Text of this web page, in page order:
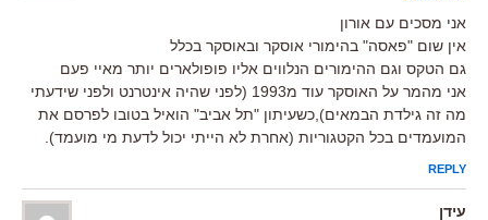
אני מסכים עם אורון
אין שום "פאסה" בהימורי אוסקר ובאוסקר בכלל
גם הטקס וגם ההימורים הנלווים אליו פופולארים יותר מאיי פעם
אני מהמר על האוסקר עוד מ1993 (לפני שהיה אינטרנט ולפני שידעתי
מה זה גילדת הבמאים),כשעיתון "תל אביב" הואיל בטובו לפרסם את
המועמדים בכל הקטגוריות (אחרת לא הייתי יכול לדעת מי מועמד).
REPLY
עידן